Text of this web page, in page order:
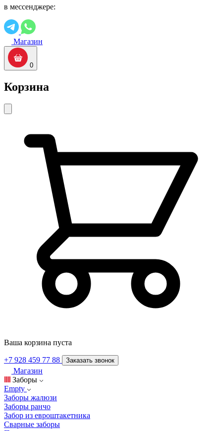
в мессенджере:
Магазин
0
Корзина
Ваша корзина пуста
+7 928 459 77 88 Заказать звонок
Магазин
Заборы
Empty
Заборы жалюзи
Заборы ранчо
Забор из евроштакетника
Сварные заборы